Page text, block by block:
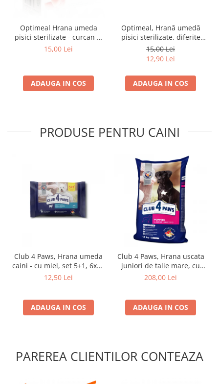
Optimeal Hrana umeda
pisici sterilizate - curcan si
pui in sos, set 3+1,
15,00 Lei
ADAUGA IN COS
Optimeal, Hrană umedă
pisici sterilizate, diferite
arome, (3+1), 0.34kg
15,00 Lei
12,90 Lei
ADAUGA IN COS
PRODUSE PENTRU CAINI
Club 4 Paws, Hrana umeda
caini - cu miel, set 5+1, 6x80
g
12,50 Lei
ADAUGA IN COS
Club 4 Paws, Hrana uscata
juniori de talie mare, cu
pui, 14kg
208,00 Lei
ADAUGA IN COS
PAREREA CLIENTILOR CONTEAZA